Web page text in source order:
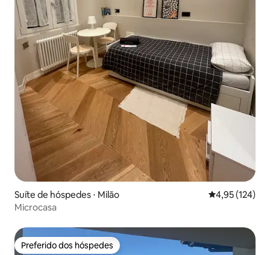
Suíte de hóspedes ⋅ Milão 4,95 de uma
4,95 (124)
Microcasa
Preferido dos hóspedes
Preferido dos hóspedes